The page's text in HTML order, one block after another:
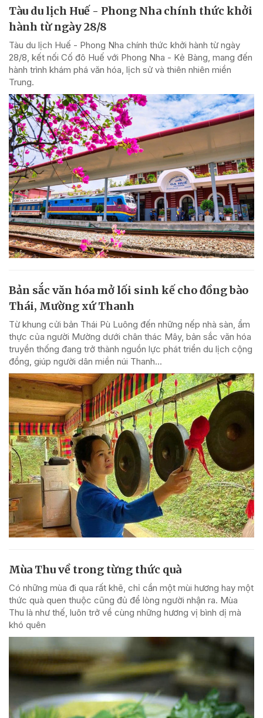
Tàu du lịch Huế - Phong Nha chính thức khởi
hành từ ngày 28/8
Tàu du lịch Huế - Phong Nha chính thức khởi hành từ ngày
28/8, kết nối Cố đô Huế với Phong Nha - Kẻ Bàng, mang đến
hành trình khám phá văn hóa, lịch sử và thiên nhiên miền
Trung.
Bản sắc văn hóa mở lối sinh kế cho đồng bào
Thái, Mường xứ Thanh
Từ khung cửi bản Thái Pù Luông đến những nếp nhà sàn, ẩm
thực của người Mường dưới chân thác Mây, bản sắc văn hóa
truyền thống đang trở thành nguồn lực phát triển du lịch cộng
đồng, giúp người dân miền núi Thanh...
Mùa Thu về trong từng thức quà
Có những mùa đi qua rất khẽ, chỉ cần một mùi hương hay một
thức quà quen thuộc cũng đủ để lòng người nhận ra. Mùa
Thu là như thế, luôn trở về cùng những hương vị bình dị mà
khó quên